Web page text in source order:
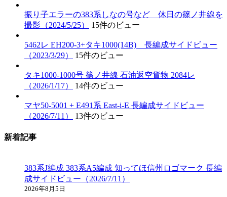
振り子エラーの383系しなの号など 休日の篠ノ井線を
撮影（2024/5/25）
15件のビュー
5462レ EH200-3+タキ1000(14B) 長編成サイドビュー
（2023/3/29）
15件のビュー
タキ1000-1000号 篠ノ井線 石油返空貨物 2084レ
（2026/1/17）
14件のビュー
マヤ50-5001 + E491系 East-i-E 長編成サイドビュー
（2026/7/11）
13件のビュー
新着記事
383系J編成 383系A5編成 知ってほ信州ロゴマーク 長編
成サイドビュー（2026/7/11）
2026年8月5日